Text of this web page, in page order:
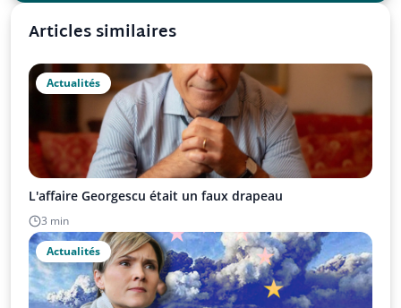
Articles similaires
Actualités
L'affaire Georgescu était un faux drapeau
3 min
Actualités